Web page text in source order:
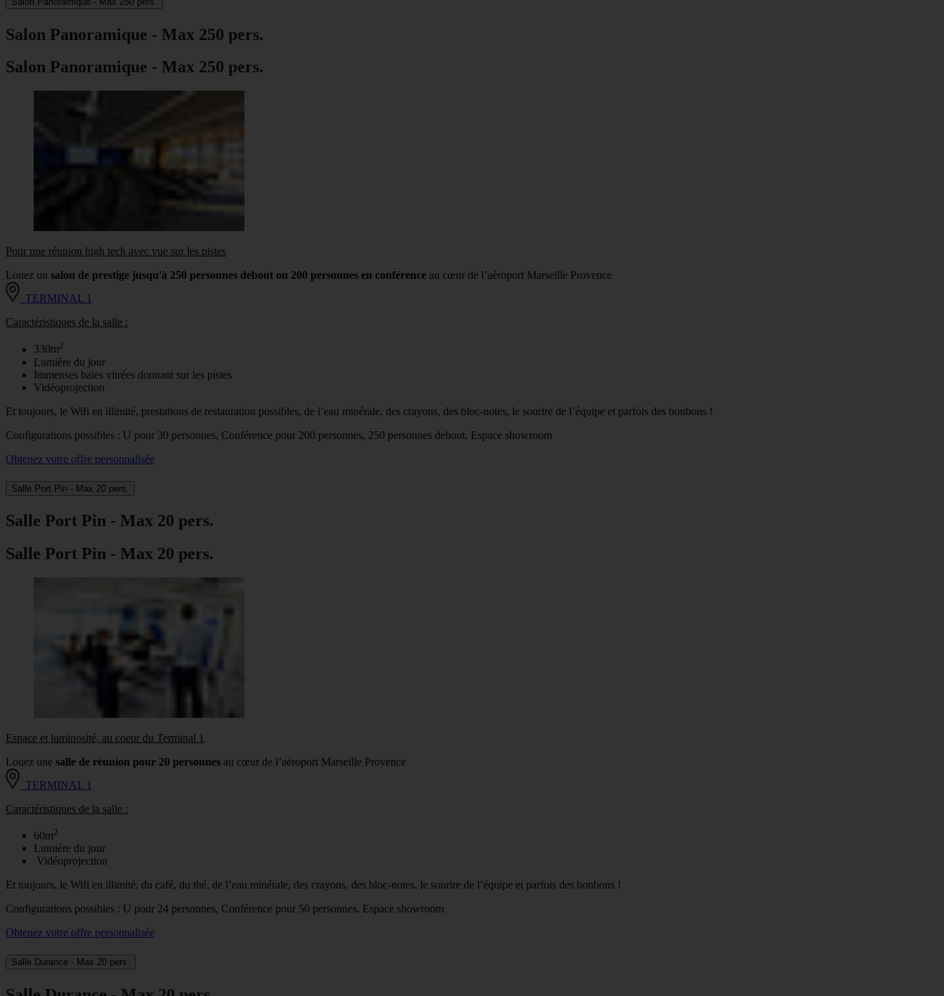
Salon Panoramique - Max 250 pers.
Salon Panoramique - Max 250 pers.
Pour une réunion high tech avec vue sur les pistes
Louez un salon de prestige jusqu'à 250 personnes debout ou 200 personnes en conférence au cœur de l’aéroport Marseille Provence
TERMINAL 1
Caractéristiques de la salle :
330m2
Lumière du jour
Immenses baies vitrées donnant sur les pistes
Vidéoprojection
Et toujours, le Wifi en illimité, prestations de restauration possibles, de l’eau minérale, des crayons, des bloc-notes, le sourire de l’équipe et parfois des bonbons !
Configurations possibles : U pour 30 personnes, Conférence pour 200 personnes, 250 personnes debout. Espace showroom
Obtenez votre offre personnalisée
Salle Port Pin - Max 20 pers.
Salle Port Pin - Max 20 pers.
Salle Port Pin - Max 20 pers.
Espace et luminosité, au coeur du Terminal 1
Louez une salle de réunion pour 20 personnes au cœur de l’aéroport Marseille Provence
TERMINAL 1
Caractéristiques de la salle :
60m2
Lumière du jour
Vidéoprojection
Et toujours, le Wifi en illimité, du café, du thé, de l’eau minérale, des crayons, des bloc-notes, le sourire de l’équipe et parfois des bonbons !
Configurations possibles : U pour 24 personnes, Conférence pour 50 personnes, Espace showroom
Obtenez votre offre personnalisée
Salle Durance - Max 20 pers.